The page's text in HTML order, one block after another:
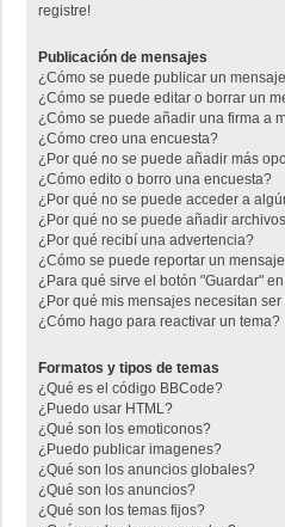
registre!
Publicación de mensajes
¿Cómo se puede publicar un
¿Cómo se puede editar o borrar un
¿Cómo se puede añadir una firma a
¿Cómo creo una encuesta?
¿Por qué no se puede añadir más
¿Cómo edito o borro una encuesta?
¿Por qué no se puede acceder a
¿Por qué no se puede añadir
¿Por qué recibí una advertencia?
¿Cómo se puede reportar un
¿Para qué sirve el botón "Guardar"
¿Por qué mis mensajes necesitan
¿Cómo hago para reactivar un tema?
Formatos y tipos de temas
¿Qué es el código BBCode?
¿Puedo usar HTML?
¿Qué son los emoticonos?
¿Puedo publicar imagenes?
¿Qué son los anuncios globales?
¿Qué son los anuncios?
¿Qué son los temas fijos?